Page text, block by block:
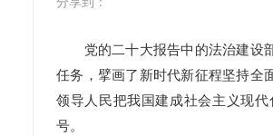
党的二十大报告中的法治建设部
任务，擘画了新时代新征程坚持全
领导人民把我国建成社会主义现
号。